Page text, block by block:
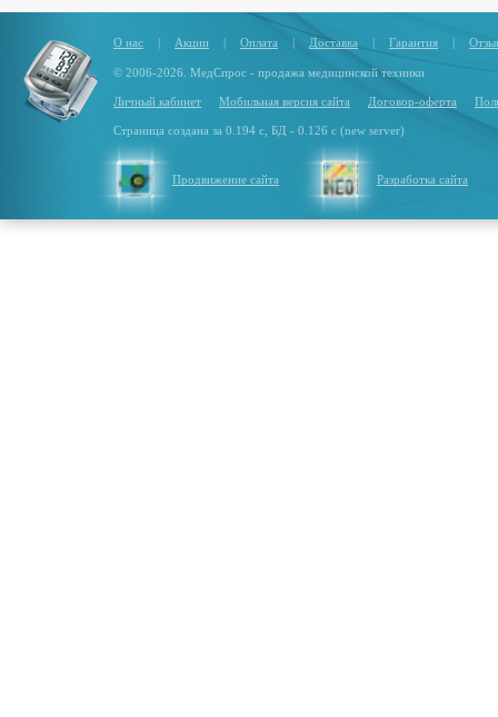
О нас | Акции | Оплата | Доставка | Гарантия |
© 2006-2026. МедСпрос - продажа медицинской техники
Личный кабинет Мобильная версия сайта Договор-оферта
Страница создана за 0.194 с, БД - 0.126 с (new server)
Продвижение сайта Разработка сайта